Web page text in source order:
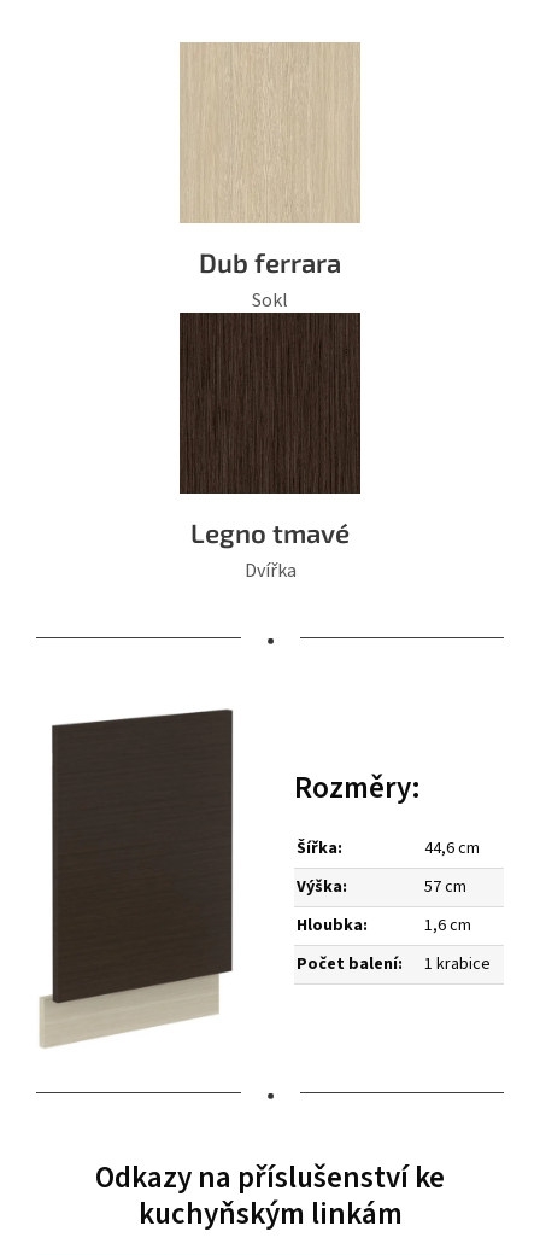
Dub ferrara
Sokl
Legno tmavé
Dvířka
•
Rozměry:
Šířka:
44,6 cm
Výška:
57 cm
Hloubka:
1,6 cm
Počet balení:
1 krabice
•
Odkazy na příslušenství ke
kuchyňským linkám